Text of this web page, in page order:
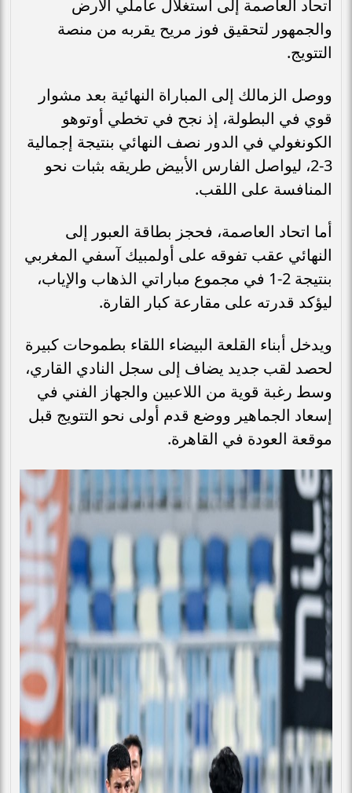
اتحاد العاصمة إلى استغلال عاملي الأرض
والجمهور لتحقيق فوز مريح يقربه من منصة
التتويج.
ووصل الزمالك إلى المباراة النهائية بعد مشوار
قوي في البطولة، إذ نجح في تخطي أوتوهو
الكونغولي في الدور نصف النهائي بنتيجة إجمالية
3-2، ليواصل الفارس الأبيض طريقه بثبات نحو
المنافسة على اللقب.
أما اتحاد العاصمة، فحجز بطاقة العبور إلى
النهائي عقب تفوقه على أولمبيك آسفي المغربي
بنتيجة 2-1 في مجموع مباراتي الذهاب والإياب،
ليؤكد قدرته على مقارعة كبار القارة.
ويدخل أبناء القلعة البيضاء اللقاء بطموحات كبيرة
لحصد لقب جديد يضاف إلى سجل النادي القاري،
وسط رغبة قوية من اللاعبين والجهاز الفني في
إسعاد الجماهير ووضع قدم أولى نحو التتويج قبل
موقعة العودة في القاهرة.